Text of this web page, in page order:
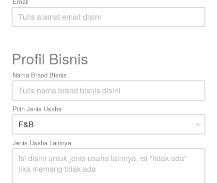
Profil Bisnis
Nama Brand Bisnis
Pilih Jenis Usaha
F&B
Jenis Usaha Lainnya